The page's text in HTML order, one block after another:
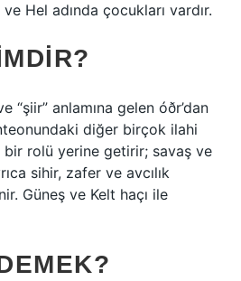
Hel adında çocukları vardır.
“şiir” anlamına gelen óðr’dan
diğer birçok ilahi
bir rolü yerine getirir; savaş ve
sihir, zafer ve avcılık
Güneş ve Kelt haçı ile